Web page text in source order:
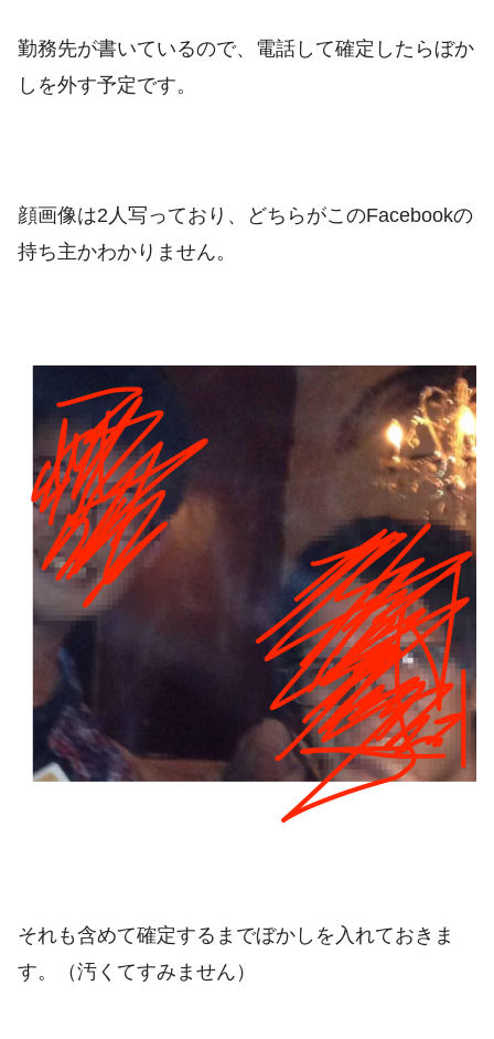
勤務先が書いているので、電話して確定したらぼか
しを外す予定です。
顔画像は2人写っており、どちらがこのFacebookの
持ち主かわかりません。
それも含めて確定するまでぼかしを入れておきま
す。（汚くてすみません）